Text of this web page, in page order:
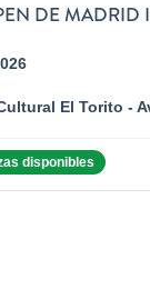
DE MADRID
El Torito -
disponibles